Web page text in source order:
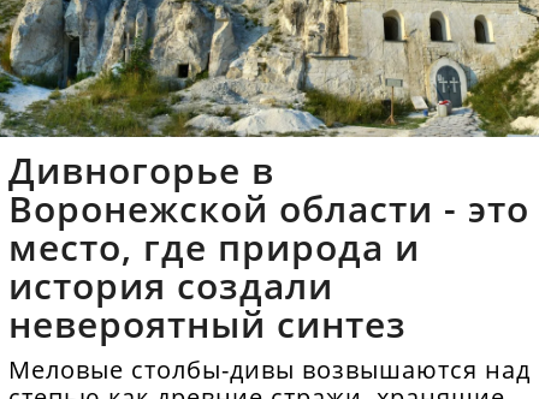
Дивногорье в
Воронежской области - это
место, где природа и
история создали
невероятный синтез
Меловые столбы-дивы возвышаются над